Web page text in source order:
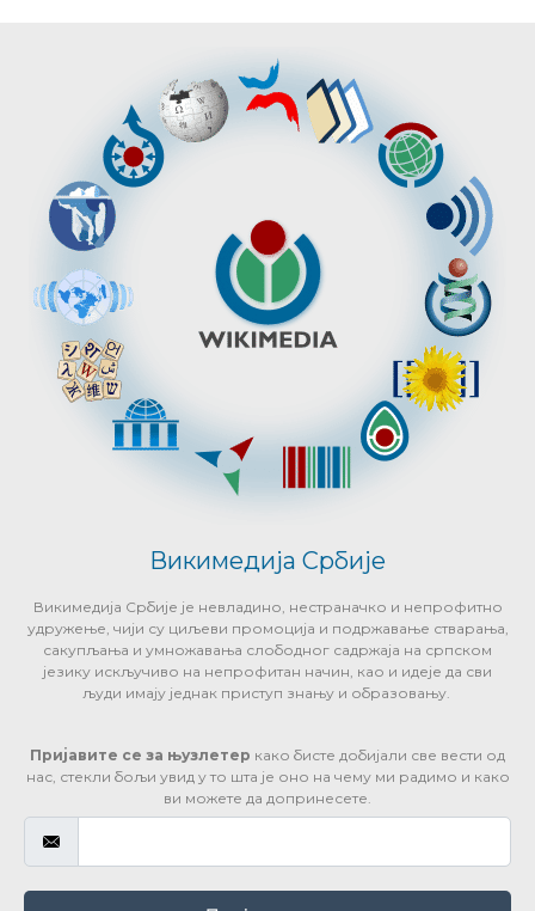
Викимедија Србије
Викимедија Србије је невладино, нестраначко и непрофитно
удружење, чији су циљеви промоција и подржавање стварања,
сакупљања и умножавања слободног садржаја на српском
језику искључиво на непрофитан начин, као и идеје да сви
људи имају једнак приступ знању и образовању.
Пријавите се за њузлетер како бисте добијали све вести од
нас, стекли бољи увид у то шта је оно на чему ми радимо и како
ви можете да допринесете.